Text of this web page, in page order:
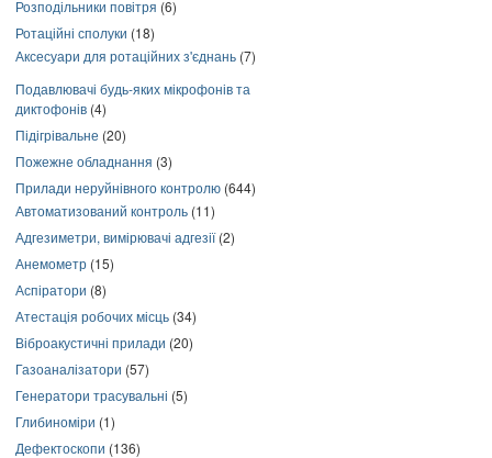
Розподільники повітря (6)
Ротаційні сполуки (18)
Аксесуари для ротаційних з'єднань (7)
Подавлювачі будь-яких мікрофонів та
диктофонів (4)
Підігрівальне (20)
Пожежне обладнання (3)
Прилади неруйнівного контролю (644)
Автоматизований контроль (11)
Адгезиметри, вимірювачі адгезії(2)
Анемометр (15)
Аспіратори (8)
Атестація робочих місць (34)
Віброакустичні прилади (20)
Газоаналізатори (57)
Генератори трасувальні (5)
Глибиноміри (1)
Дефектоскопи (136)